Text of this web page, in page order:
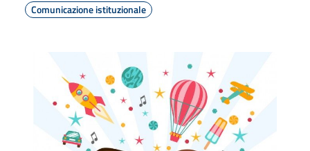
Comunicazione istituzionale